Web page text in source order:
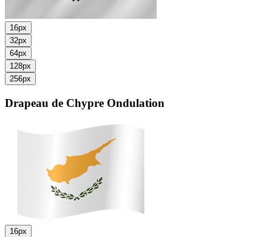
16px
32px
64px
128px
256px
Drapeau de Chypre Ondulation
16px